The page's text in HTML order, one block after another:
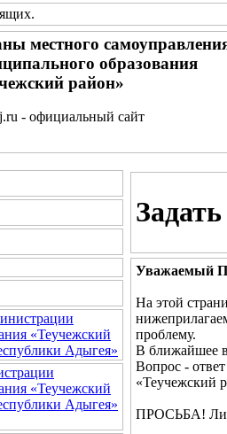
.
местного
образования
район»
- официальный сайт
«Теучежский
Адыгея»
«Теучежский
Адыгея»
Уважаемый
На этой
проблему.
В ближайшее
Вопрос -
«Теучежский
ПРОСЬБА!